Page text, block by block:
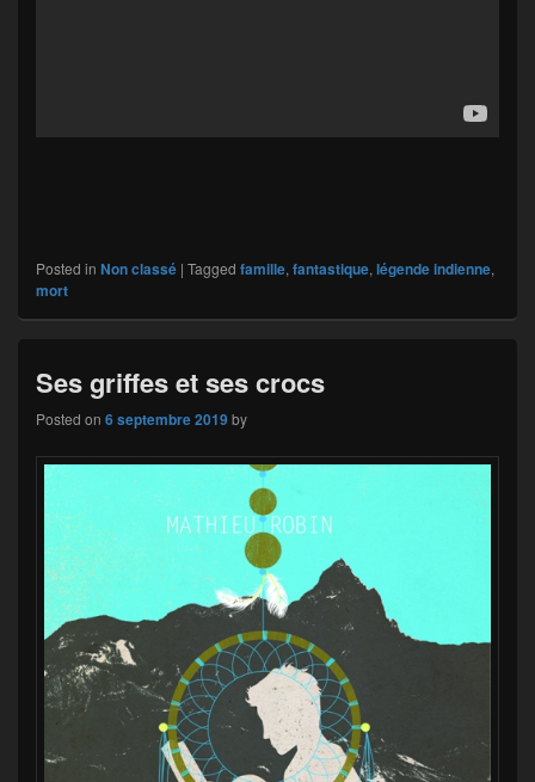
Posted in Non classé | Tagged famille, fantastique, légende indienne,
mort
Ses griffes et ses crocs
Posted on 6 septembre 2019by